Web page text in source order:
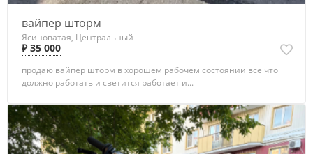
вайпер шторм
Ясиноватая, Центральный
₽ 35 000
продаю вайпер шторм в хорошем рабочем состоянии все что
должно работать и светится работает и...